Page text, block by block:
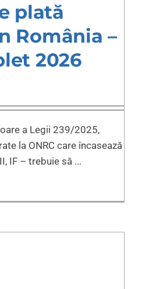
plată
România –
2026
a Legii 239/2025,
la ONRC care încasează
IF – trebuie să ...